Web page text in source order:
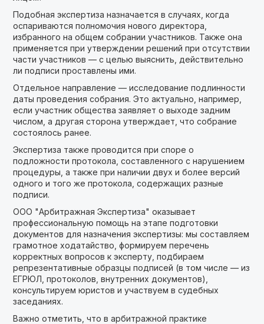
Подобная экспертиза назначается в случаях, когда
оспариваются полномочия нового директора,
избранного на общем собрании участников. Также она
применяется при утверждении решений при отсутствии
части участников — с целью выяснить, действительно
ли подписи проставлены ими.
Отдельное направление — исследование подлинности
даты проведения собрания. Это актуально, например,
если участник общества заявляет о выходе задним
числом, а другая сторона утверждает, что собрание
состоялось ранее.
Экспертиза также проводится при споре о
подложности протокола, составленного с нарушением
процедуры, а также при наличии двух и более версий
одного и того же протокола, содержащих разные
подписи.
ООО "Арбитражная Экспертиза" оказывает
профессиональную помощь на этапе подготовки
документов для назначения экспертизы: мы составляем
грамотное ходатайство, формируем перечень
корректных вопросов к эксперту, подбираем
репрезентативные образцы подписей (в том числе — из
ЕГРЮЛ, протоколов, внутренних документов),
консультируем юристов и участвуем в судебных
заседаниях.
Важно отметить, что в арбитражной практике